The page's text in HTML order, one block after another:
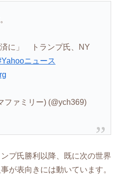
済に」 トランプ氏、NY
ニュース
ァミリー) (@ych369)
プ氏勝利以降、既に次の世界
が表向きには動いています。